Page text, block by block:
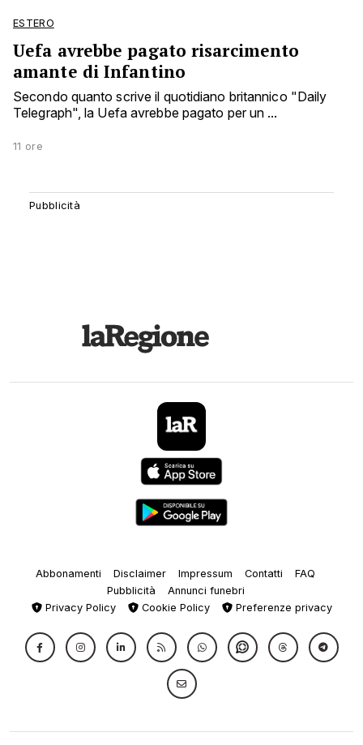
ESTERO
Uefa avrebbe pagato risarcimento
amante di Infantino
Secondo quanto scrive il quotidiano britannico "Daily
Telegraph", la Uefa avrebbe pagato per un ...
11 ore
Abbonamenti Disclaimer Impressum Contatti
FAQ
Pubblicità
Annunci funebri
Privacy Policy
Cookie Policy Preferenze privacy